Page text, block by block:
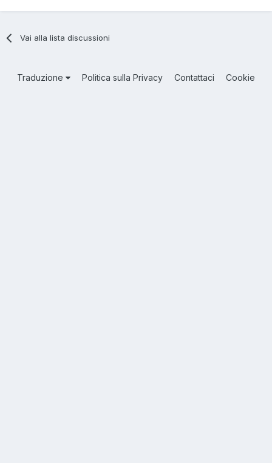
Vai alla lista discussioni
Traduzione Politica sulla Privacy Contattaci Cookie